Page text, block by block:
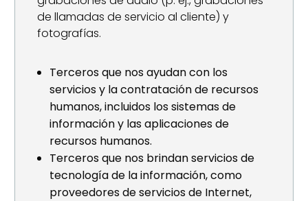
de llamadas de servicio al cliente) y
fotografías.
Terceros que nos ayudan con los
servicios y la contratación de recursos
humanos, incluidos los sistemas de
información y las aplicaciones de
recursos humanos.
Terceros que nos brindan servicios de
tecnología de la información, como
proveedores de servicios de Internet,